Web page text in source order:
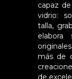
capaz
vidrio:
talla,
elabora
más de
de